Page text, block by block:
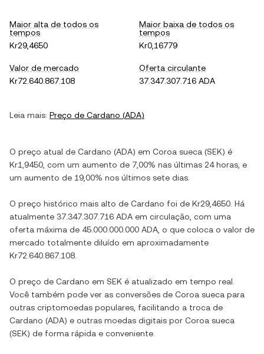
Maior alta de todos os
tempos
Kr29,4650
Maior baixa de todos os
tempos
Kr0,16779
Valor de mercado
Kr72.640.867.108
Oferta circulante
37.347.307.716 ADA
Leia mais: Preço de Cardano (ADA)
O preço atual de Cardano (ADA) em Coroa sueca (SEK) é
Kr1,9450 , com um aumento de 7,00% nas últimas 24 horas, e
um aumento de 19,00% nos últimos sete dias.
O preço histórico mais alto de Cardano foi de Kr29,4650 . Há
atualmente 37.347.307.716 ADA em circulação, com uma
oferta máxima de 45.000.000.000 ADA , o que coloca o valor de
mercado totalmente diluído em aproximadamente
Kr72.640.867.108
O preço de Cardano em SEK é atualizado em tempo real.
Você também pode ver as conversões de Coroa sueca para
outras criptomoedas populares, facilitando a troca de
Cardano (ADA) e outras moedas digitais por Coroa sueca
(SEK) de forma rápida e conveniente.